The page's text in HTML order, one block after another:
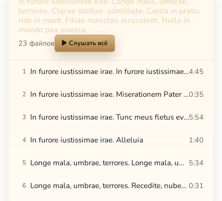
terrores. Clarae stellae, scintillate. Canta in prato,
ride in mont. Filiae maestae Jerusalem. Nulla in
mundo pax sincera
23 файлов Слушать всё
1 In furore iustissimae irae. In furore iustissimae irae4:45
2 In furore iustissimae irae. Miserationem Pater piissime0:35
3 In furore iustissimae irae. Tunc meus fletus evadet laetus5:54
4 In furore iustissimae irae. Alleluia 1:40
5 Longe mala, umbrae, terrores. Longe mala, umbrae, terrores 5:34
6 Longe mala, umbrae, terrores. Recedite, nubes et fulgura 0:31